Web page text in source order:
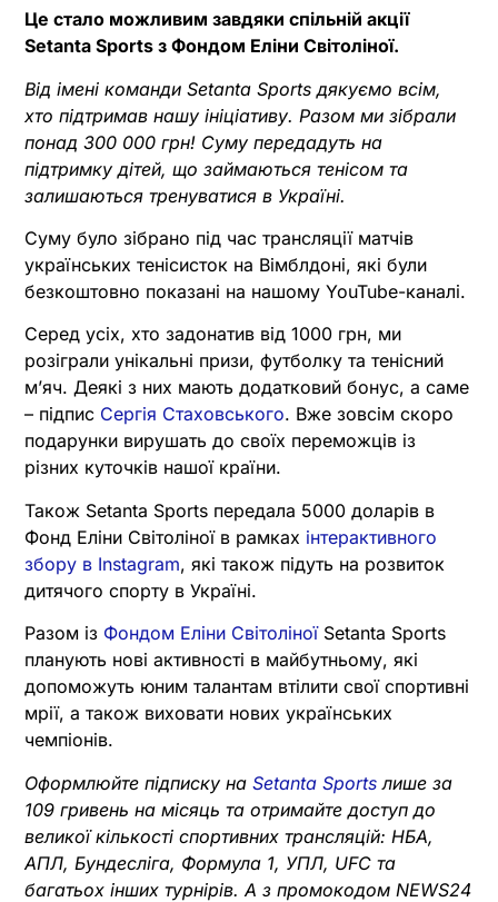
Це стало можливим завдяки спільній акції
Setanta Sports з Фондом Еліни Світоліної.
Від імені команди Setanta Sports дякуємо всім,
хто підтримав нашу ініціативу. Разом ми зібрали
понад 300 000 грн! Суму передадуть на
підтримку дітей, що займаються тенісом та
залишаються тренуватися в Україні.
Суму було зібрано під час трансляції матчів
українських тенісисток на Вімблдоні, які були
безкоштовно показані на нашому YouTube-каналі.
Серед усіх, хто задонатив від 1000 грн, ми
розіграли унікальні призи, футболку та тенісний
мʼяч. Деякі з них мають додатковий бонус, а саме
– підпис Сергія Стаховського. Вже зовсім скоро
подарунки вирушать до своїх переможців із
різних куточків нашої країни.
Також Setanta Sports передала 5000 доларів в
Фонд Еліни Світоліної в рамках інтерактивного
збору в Instagram, які також підуть на розвиток
дитячого спорту в Україні.
Разом із Фондом Еліни СвітоліноїSetanta Sports
планують нові активності в майбутньому, які
допоможуть юним талантам втілити свої спортивні
мрії, а також виховати нових українських
чемпіонів.
Оформлюйте підписку на Setanta Sports лише за
109 гривень на місяць та отримайте доступ до
великої кількості спортивних трансляцій: НБА,
АПЛ, Бундесліга, Формула 1, УПЛ, UFC та
багатьох інших турнірів. А з промокодом NEWS24